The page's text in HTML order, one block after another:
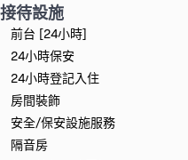
接待設施
前台 [24小時]
24小時保安
24小時登記入住
房間裝飾
安全/保安設施服務
隔音房